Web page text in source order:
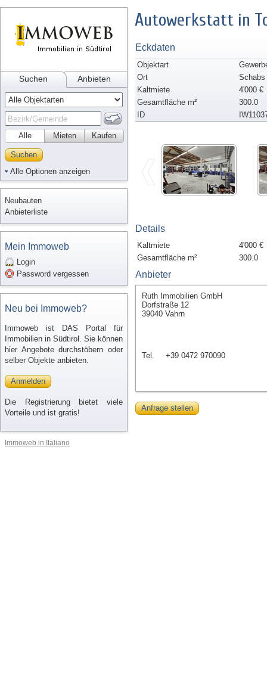
Suchen Anbieten
Alle Kaufen
Mieten
Suchen
Alle Optionen anzeigen
Neubauten
Anbieterliste
Mein Immoweb
Login
Password vergessen
Neu bei Immoweb?
Immoweb ist DAS Portal für
Immobilien in Südtirol. Sie können
hier Angebote durchstöbern oder
selber Objekte anbieten.
Anmelden
Die Registrierung bietet viele
Vorteile und ist gratis!
Immoweb in Italiano
Autowerkstatt in
Eckdaten
Objektart
Ort
Schabs
Kaltmiete
4'000 €
Gesamtfläche m²
300.0
ID
Details
Kaltmiete
4'000 €
Gesamtfläche m²
300.0
Anbieter
Ruth Immobilien GmbH
Dorfstraße 12
39040 Vahrn
Tel. +39 0472 970090
Anfrage stellen